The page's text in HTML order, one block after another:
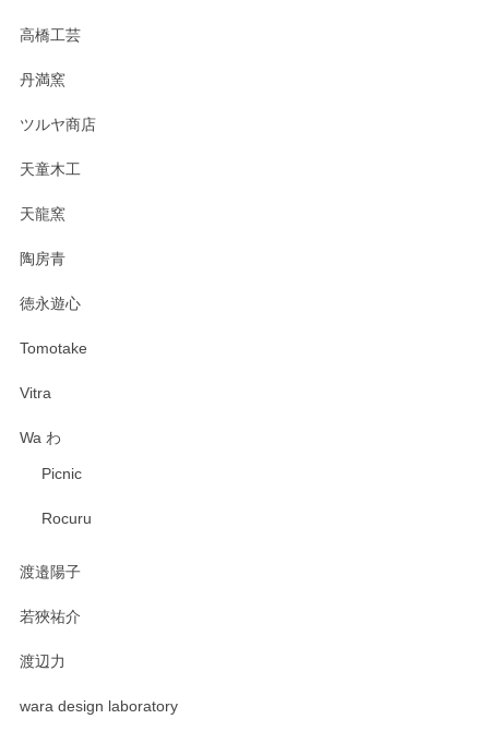
高橋工芸
丹満窯
ツルヤ商店
天童木工
天龍窯
陶房青
徳永遊心
Tomotake
Vitra
Wa わ
Picnic
Rocuru
渡邉陽子
若狹祐介
渡辺力
wara design laboratory